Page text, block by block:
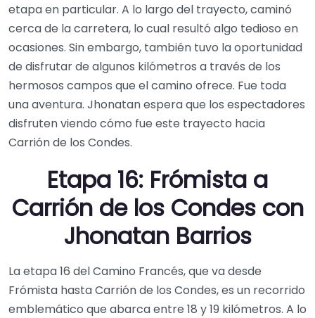
etapa en particular. A lo largo del trayecto, caminó
cerca de la carretera, lo cual resultó algo tedioso en
ocasiones. Sin embargo, también tuvo la oportunidad
de disfrutar de algunos kilómetros a través de los
hermosos campos que el camino ofrece. Fue toda
una aventura. Jhonatan espera que los espectadores
disfruten viendo cómo fue este trayecto hacia
Carrión de los Condes.
Etapa 16: Frómista a
Carrión de los Condes con
Jhonatan Barrios
La etapa 16 del Camino Francés, que va desde
Frómista hasta Carrión de los Condes, es un recorrido
emblemático que abarca entre 18 y 19 kilómetros. A lo